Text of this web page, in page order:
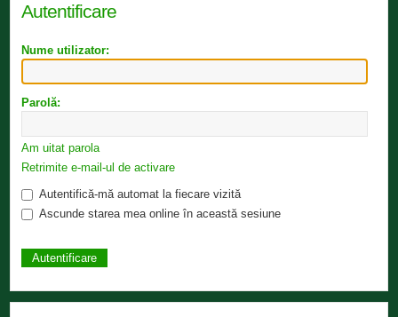
Autentificare
Nume utilizator:
Parolă:
Am uitat parola
Retrimite e-mail-ul de activare
Autentifică-mă automat la fiecare vizită
Ascunde starea mea online în această sesiune